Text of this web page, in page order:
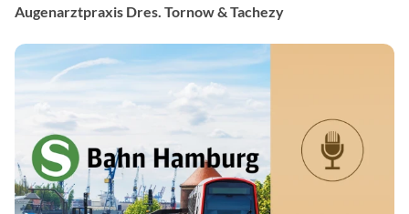
Augenarztpraxis Dres. Tornow & Tachezy